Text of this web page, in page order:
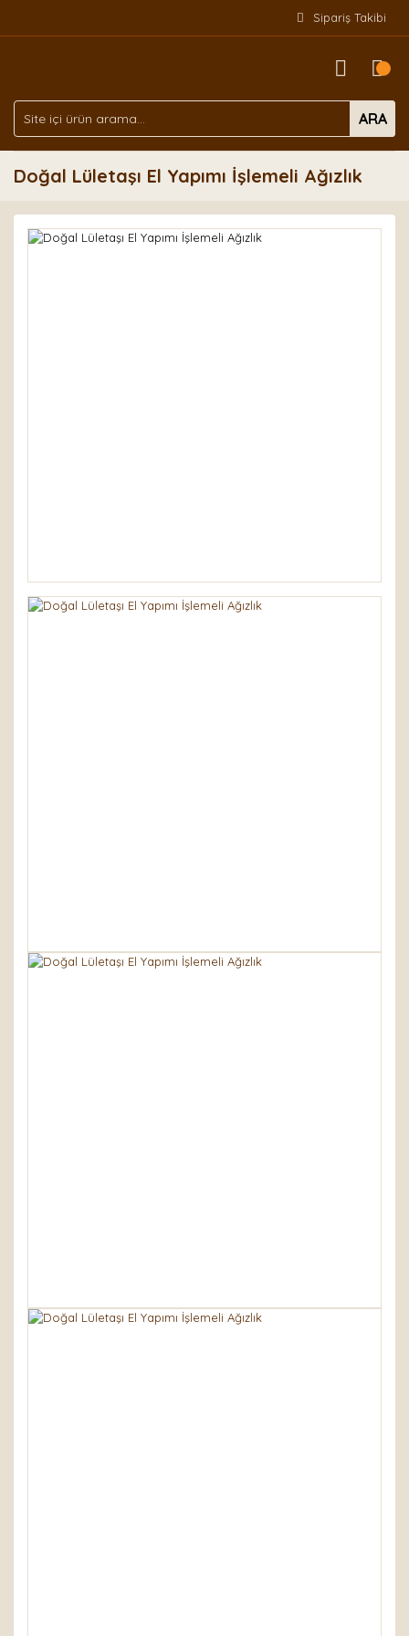
Sipariş Takibi
ARA
Doğal Lületaşı El Yapımı İşlemeli Ağızlık